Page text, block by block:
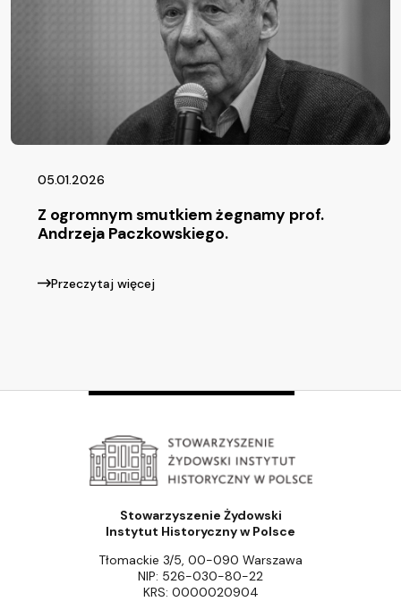
05.01.2026
Z ogromnym smutkiem żegnamy prof.
Andrzeja Paczkowskiego.
Przeczytaj więcej
Stowarzyszenie Żydowski
Instytut Historyczny w Polsce
Tłomackie 3/5, 00-090 Warszawa
NIP: 526-030-80-22
KRS: 0000020904